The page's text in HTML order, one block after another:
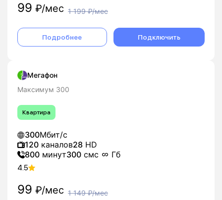
99 ₽/мес 1 199₽/мес
Подробнее Подключить
Мегафон
Максимум 300
Квартира
300Мбит/с
120 каналов28 HD
800 минут300 смс Гб
4.5
99 ₽/мес 1 149₽/мес